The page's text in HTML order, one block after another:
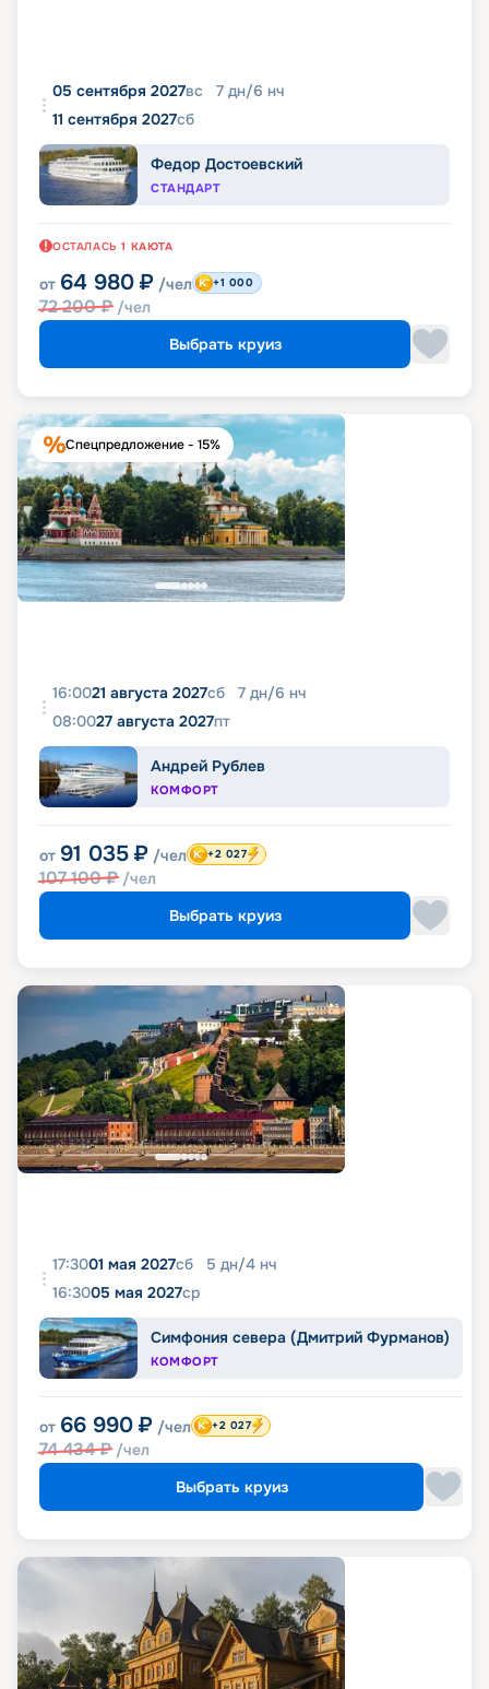
05 сентября 2027вс 7 дн/6 нч
11 сентября 2027сб
Федор Достоевский
СТАНДАРТ
ОСТАЛАСЬ 1 КАЮТА
от 64 980 ₽ /чел
72 200₽ /чел
+1 000
Выбрать круиз
Спецпредложение - 15%
16:0021 августа 2027сб 7 дн/6 нч
08:0027 августа 2027пт
Андрей Рублев
КОМФОРТ
от 91 035 ₽ /чел
107 100₽ /чел
+2 027
Выбрать круиз
17:3001 мая 2027сб 5 дн/4 нч
16:3005 мая 2027ср
Симфония севера (Дмитрий Фурманов)
КОМФОРТ
от 66 990 ₽ /чел
74 434₽ /чел
+2 027
Выбрать круиз